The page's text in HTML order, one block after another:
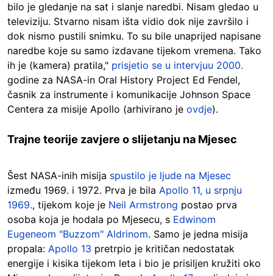
bilo je gledanje na sat i slanje naredbi. Nisam gledao u
televiziju. Stvarno nisam išta vidio dok nije završilo i
dok nismo pustili snimku. To su bile unaprijed napisane
naredbe koje su samo izdavane tijekom vremena. Tako
ih je (kamera) pratila," prisjetio se u intervjuu 2000.
godine za NASA-in Oral History Project Ed Fendel,
časnik za instrumente i komunikacije Johnson Space
Centera za misije Apollo (arhivirano je ovdje).
Trajne teorije zavjere o slijetanju na Mjesec
Šest NASA-inih misija spustilo je ljude na Mjesec
između 1969. i 1972. Prva je bila Apollo 11, u srpnju
1969., tijekom koje je Neil Armstrong postao prva
osoba koja je hodala po Mjesecu, s Edwinom
Eugeneom "Buzzom" Aldrinom. Samo je jedna misija
propala: Apollo 13 pretrpio je kritičan nedostatak
energije i kisika tijekom leta i bio je prisiljen kružiti oko